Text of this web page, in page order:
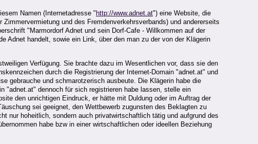
Namen (Internetadresse " http://www.adnet.at") eine Website, die
und des Fremdenverkehrsverbands) und andererseits
"Marmordorf Adnet und sein Dorf-Cafe - Willkommen auf der
Adnet handelt, sowie ein Link, über den man zu der von der Klägerin
Verfügung. Sie brachte dazu im Wesentlichen vor, dass sie den
durch die Registrierung der Internet-Domain "adnet.at" und
gebrauche und schmarotzerisch ausbeute. Die Klägerin habe die
"adnet.at" dennoch für sich registrieren habe lassen, stelle ein
den unrichtigen Eindruck, er hätte mit Duldung oder im Auftrag der
sei geeignet, den Wettbewerb zugunsten des Beklagten zu
nur hoheitlich, sondern auch privatwirtschaftlich tätig und aufgrund des
habe bzw in einer wirtschaftlichen oder ideellen Beziehung